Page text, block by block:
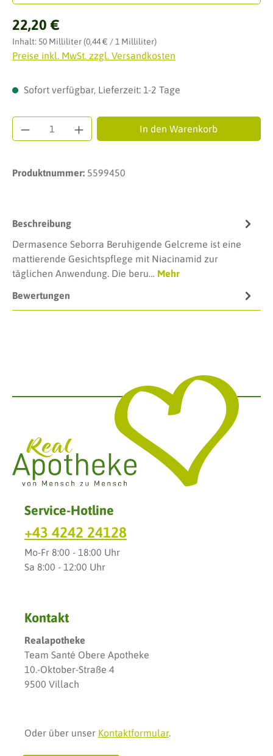
Regulärer Preis:
22,20 €
Inhalt: 50 Milliliter(0,44 € / 1 Milliliter)
Preise inkl. MwSt. zzgl. Versandkosten
Sofort verfügbar, Lieferzeit: 1-2 Tage
Produkt Anzahl: Gib den gewünschten
In den Warenkorb
Produktnummer: 5599450
Beschreibung
Dermasence Seborra Beruhigende Gelcreme ist eine
mattierende Gesichtspflege mit Niacinamid zur
täglichen Anwendung. Die beru… Mehr
Bewertungen
Service-Hotline
+43 4242 24128
Mo-Fr 8:00 - 18:00 Uhr
Sa 8:00 - 12:00 Uhr
Kontakt
Realapotheke
Team Santé Obere Apotheke
10.-Oktober-Straße 4
9500 Villach
Oder über unser Kontaktformular.